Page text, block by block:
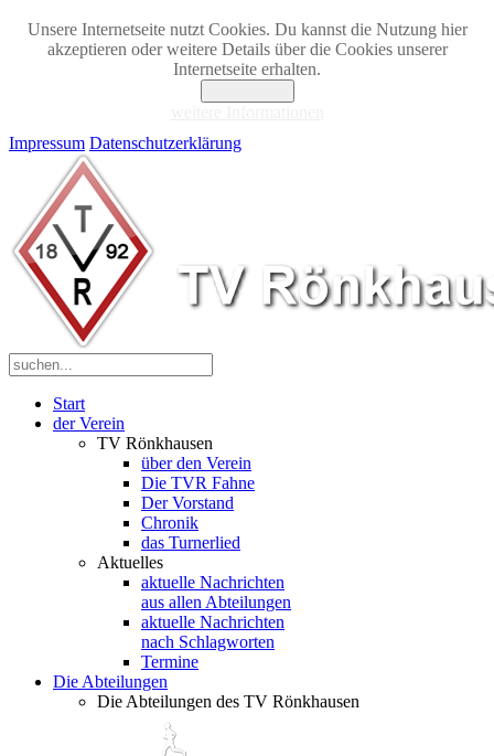
Unsere Internetseite nutzt Cookies. Du kannst die Nutzung hier
akzeptieren oder weitere Details über die Cookies unserer
Internetseite erhalten.
Impressum Datenschutzerklärung
Start
der Verein
TV Rönkhausen
über den Verein
Die TVR Fahne
Der Vorstand
Chronik
das Turnerlied
Aktuelles
aktuelle Nachrichten
aus allen Abteilungen
aktuelle Nachrichten
nach Schlagworten
Termine
Die Abteilungen
Die Abteilungen des TV Rönkhausen